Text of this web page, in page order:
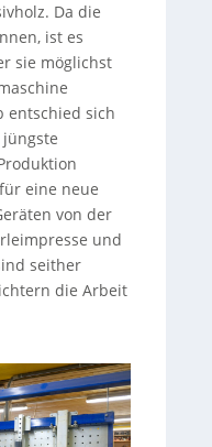
Da die
ist es
sie möglichst
entschied sich
eine neue
von der
und
seither
die Arbeit